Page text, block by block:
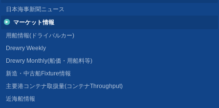
日本海事新聞ニュース
マーケット情報
用船情報(ドライバルカー)
Drewry Weekly
Drewry Monthly(船価・用船料等)
新造・中古船Fixture情報
主要港コンテナ取扱量(コンテナThroughput)
近海船情報